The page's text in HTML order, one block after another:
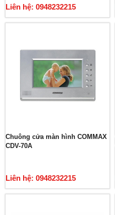
Liên hệ: 0948232215
Chuông cửa màn hình COMMAX
CDV-70A
Liên hệ: 0948232215